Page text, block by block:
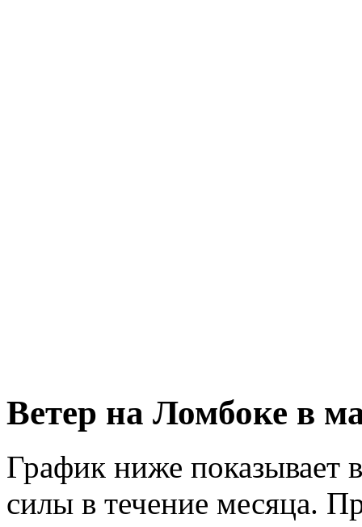
Ветер на Ломбоке в
График ниже показывает
силы в течение месяца.